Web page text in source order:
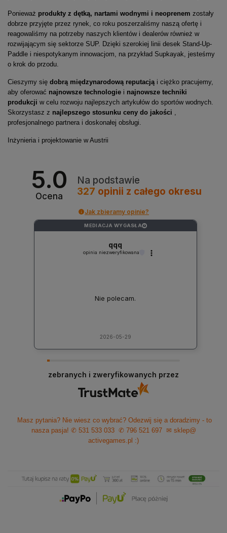
Ponieważ produkty z dętką, nartami wodnymi i neoprenem zostały
dobrze przyjęte przez rynek, co roku poszerzaliśmy naszą ofertę i
reagowaliśmy na potrzeby naszych klientów i dealerów również w
rozwijającym się sektorze SUP. Dzięki szerokiej linii desek Stand-Up-
Paddle i niespotykanym innowacjom, na przykład Supkayak, jesteśmy
o krok do przodu.
Cieszymy się dobrą międzynarodową reputacją i ciężko pracujemy,
aby oferować najnowsze technologie i najnowsze techniki
produkcji w celu rozwoju najlepszych artykułów do sportów wodnych.
Skorzystasz z najlepszego stosunku ceny do jakości
profesjonalnego partnera i doskonałej obsługi.
Inżynieria i projektowanie w Austrii
5.0
Ocena
Na podstawie
327 opinii z całego okresu
Jak zbieramy opinie?
MEDIACJA WYGASŁA ?
qqq
opinia niezweryfikowana
Nie polecam.
2026-05-29
zebranych i zweryfikowanych przez
Masz pytania? Nie wiesz co wybrać? Odezwij się a doradzimy - to
nasza pasja! ✆ 531 533 033 ✆ 796 521 697
✉ sklep@
activegames.pl :)